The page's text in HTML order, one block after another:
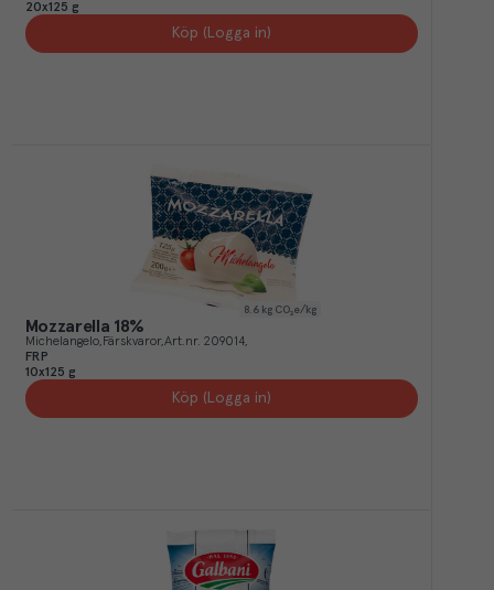
20x125 g
Köp (Logga in)
8.6 kg CO₂e/kg
Mozzarella 18%
Michelangelo Färskvaror Art.nr. 209014
FRP
10x125 g
Köp (Logga in)